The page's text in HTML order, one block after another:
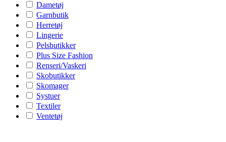
Dametøj
Garnbutik
Herretøj
Lingerie
Pelsbutikker
Plus Size Fashion
Renseri/Vaskeri
Skobutikker
Skomager
Systuer
Textiler
Ventetøj